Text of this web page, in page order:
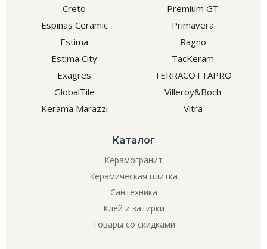
Creto
Espinas Ceramic
Estima
Estima City
Exagres
GlobalTile
Kerama Marazzi
Premium GT
Primavera
Ragno
TacKeram
TERRACOTTAPRO
Villeroy&Boch
Vitra
Каталог
Керамогранит
Керамическая плитка
Сантехника
Клей и затирки
Товары со скидками